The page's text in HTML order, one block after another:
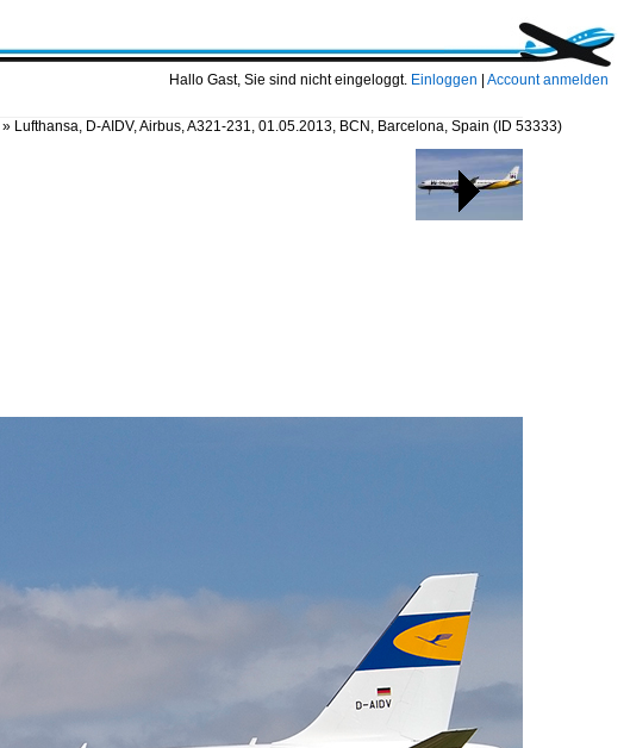
Hallo Gast, Sie sind nicht eingeloggt. Einloggen Account anmelden
» Lufthansa, D-AIDV, Airbus, A321-231, 01.05.2013, BCN, Barcelona, Spain (ID 53333)